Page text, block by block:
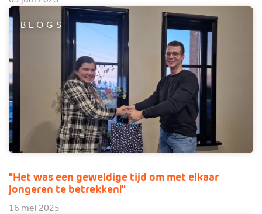
BLOGS
"Het was een geweldige tijd om met elkaar
jongeren te betrekken!"
16 mei 2025